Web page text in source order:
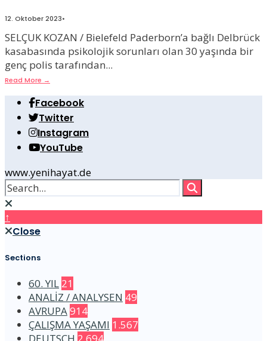
12. Oktober 2023•
SELÇUK KOZAN / Bielefeld Paderborn’a bağlı Delbrück
kasabasında psikolojik sorunları olan 30 yaşında bir
genç polis tarafından...
Read More →
Facebook
Twitter
Instagram
YouTube
www.yenihayat.de
↑
Close
Sections
60. YIL 21
ANALİZ / ANALYSEN 49
AVRUPA914
ÇALIŞMA YAŞAMI 1.567